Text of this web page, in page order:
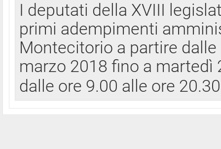
I deputati della XVIII
primi adempimenti
Montecitorio a partire
marzo 2018 fino a
dalle ore 9.00 alle ore